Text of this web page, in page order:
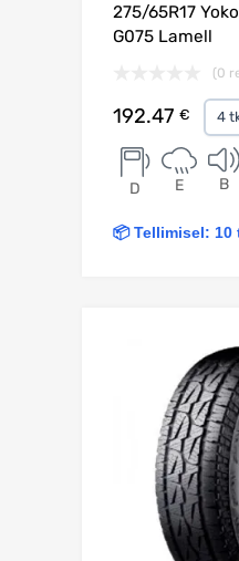
275/65R17
G075 Lamell
(0
192.47 € 4
D E B
📦 Tellimisel: 10